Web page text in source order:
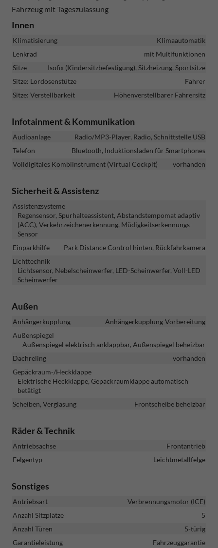
Fahrzeug mit Tageszulassung
Innen
Klimatisierung
Klimaautomatik
Lenkrad
mit Multifunktionen
Sitze
Isofix (Kindersitzbefestigung), Sitzheizung, Sportsitze
Sitze: Lordosenstütze
Fahrer
Sitze: Verstellbarkeit
Höhenverstellbarer Fahrersitz
Infotainment & Kommunikation
Audioanlage
Radio/MP3-Player, Radio, Schnittstelle USB
Telefon
Bluetooth, Induktionsladen für Smartphones
Volldigitales Kombiinstrument (Virtual Cockpit)
vorhanden
Sicherheit & Assistenz
Assistenzsysteme
Regensensor, Spurhalteassistent, Abstandstempomat adaptiv
(ACC), Verkehrzeichenerkennung, Müdigkeitserkennungs-
Sensor
Einparkhilfe
Park Distance Control hinten, Rückfahrkamera
Lichttechnik
Lichtsensor, Nebelscheinwerfer, LED-Scheinwerfer, Voll-LED
Scheinwerfer
Außen
Anhängerkupplung
Anhängerkupplung-Vorbereitung
Außenspiegel
Außenspiegel elektrisch anklappbar, Außenspiegel beheizbar
Dachreling
vorhanden
Gepäckraum-/Heckklappe
Elektrische Heckklappe, Gepäckraumklappe automatisch
betätigt
Scheiben, Verglasung
Frontscheibe beheizbar
Räder & Technik
Antriebsachse
Frontantrieb
Felgentyp
Leichtmetallfelge
Sonstiges
Antriebsart
Verbrennungsmotor (ICE)
Anzahl Sitzplätze
5
Anzahl Türen
5-türig
Garantieleistung
Fahrzeuggarantie